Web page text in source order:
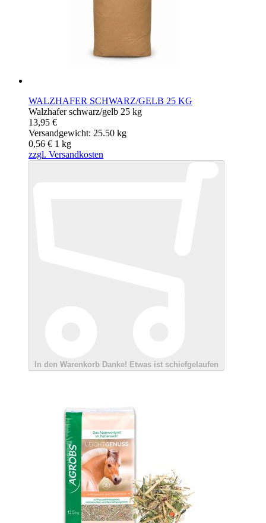
WALZHAFER SCHWARZ/GELB 25 KG
Walzhafer schwarz/gelb 25 kg
13,95 €
Versandgewicht: 25.50 kg
0,56 € 1 kg
zzgl. Versandkosten
In den Warenkorb Danke! Etwas ist schiefgelaufen